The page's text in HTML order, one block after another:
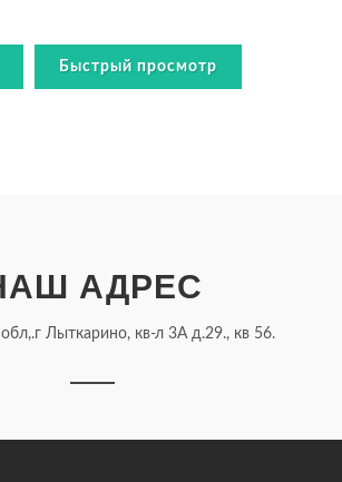
Быстрый просмотр
АДРЕС
Лыткарино, кв-л 3А д.29., кв 56.